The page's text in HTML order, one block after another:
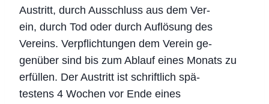
Austritt, durch Ausschluss aus dem Ver-
ein, durch Tod oder durch Auflösung des
Vereins. Verpflichtungen dem Verein ge-
genüber sind bis zum Ablauf eines Monats zu
erfüllen. Der Austritt ist schriftlich spä-
testens 4 Wochen vor Ende eines